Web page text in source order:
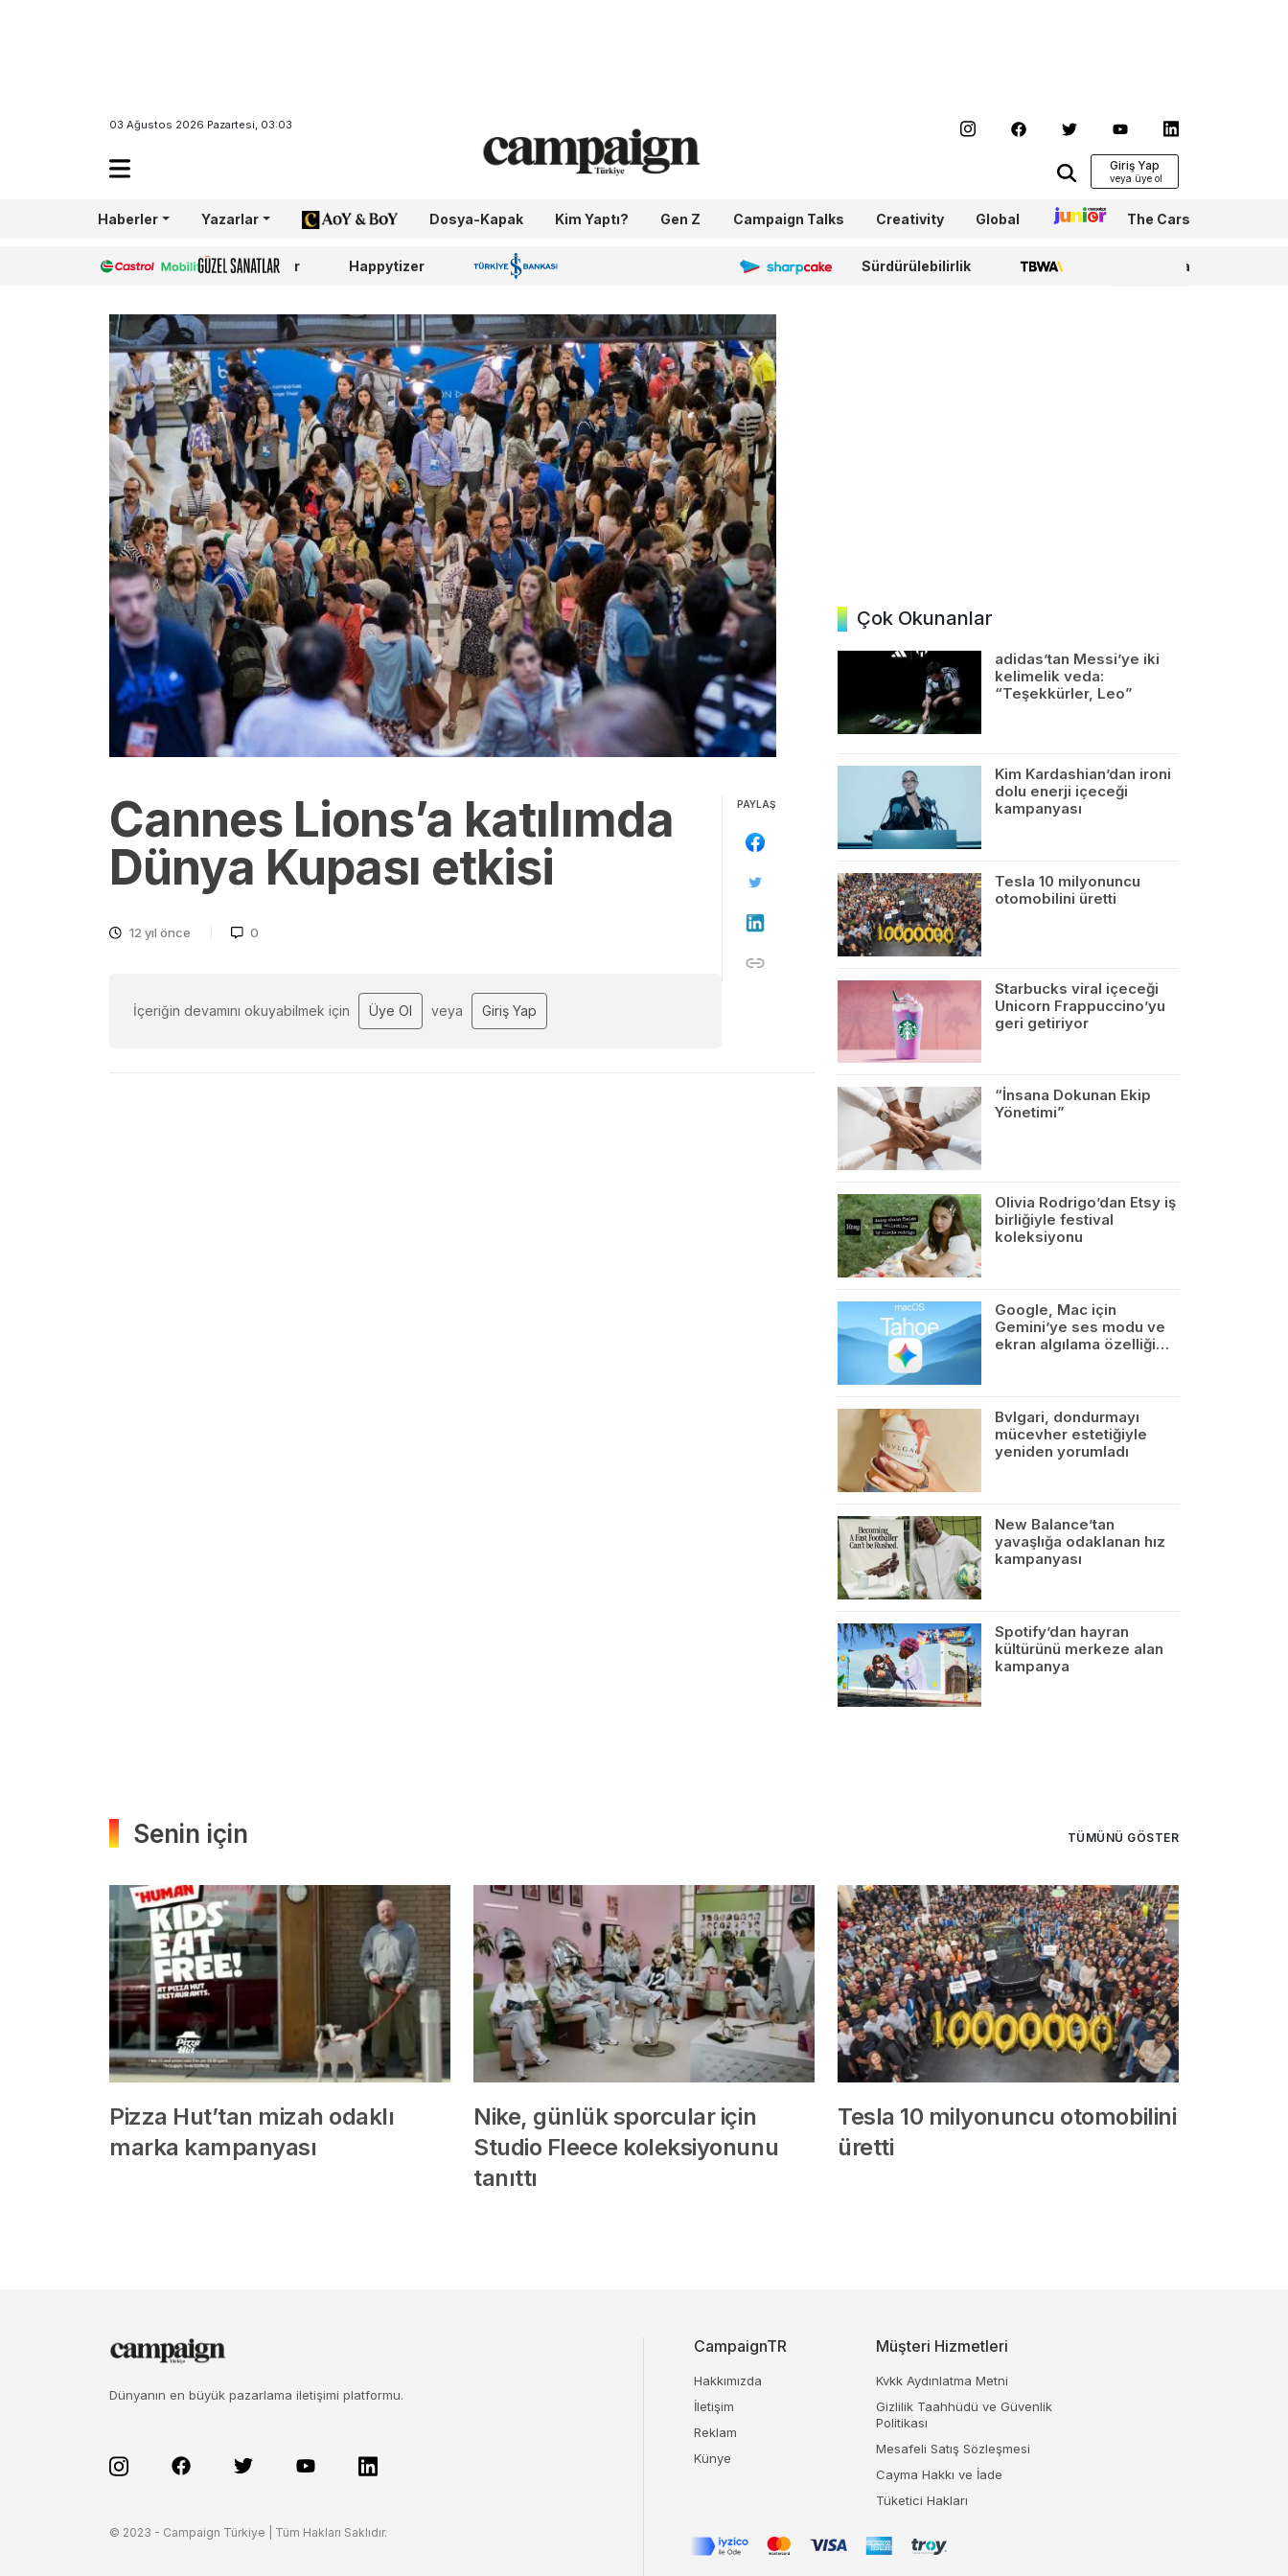
03 Ağustos 2026 Pazartesi, 03:03
Giriş Yap
Haberler Yazarlar AoY/BoY Dosya-Kapak Kim Yaptı? Gen Z Campaign Talks Creativity Global Junior The Cars
Castrol Güzel Sanatlar Happytizer İş Bankası 100.Yıl Sharpcake Sürdürülebilirlik TBWA WPP Media
Cannes Lions’a katılımda
Dünya Kupası etkisi
12 yıl önce 0
İçeriğin devamını okuyabilmek için Üye Ol veya Giriş Yap
PAYLAŞ
Çok Okunanlar
adidas’tan Messi’ye iki
kelimelik veda:
“Teşekkürler, Leo”
Kim Kardashian’dan ironi
dolu enerji içeceği
kampanyası
Tesla 10 milyonuncu
otomobilini üretti
Starbucks viral içeceği
Unicorn Frappuccino’yu
geri getiriyor
“İnsana Dokunan Ekip
Yönetimi”
Olivia Rodrigo’dan Etsy iş
birliğiyle festival
koleksiyonu
Google, Mac için
Gemini’ye ses modu ve
ekran algılama özelliği…
Bvlgari, dondurmayı
mücevher estetiğiyle
yeniden yorumladı
New Balance’tan
yavaşlığa odaklanan hız
kampanyası
Spotify’dan hayran
kültürünü merkeze alan
kampanya
Senin için TÜMÜNÜ GÖSTER
Pizza Hut’tan mizah odaklı
marka kampanyası
Nike, günlük sporcular için
Studio Fleece koleksiyonunu
tanıttı
Tesla 10 milyonuncu otomobilini
üretti
Dünyanın en büyük pazarlama iletişimi platformu.
© 2023 - Campaign Türkiye | Tüm Hakları Saklıdır.
CampaignTR
Hakkımızda
İletişim
Reklam
Künye
Müşteri Hizmetleri
Kvkk Aydınlatma Metni
Gizlilik Taahhüdü ve Güvenlik
Politikası
Mesafeli Satış Sözleşmesi
Cayma Hakkı ve İade
Tüketici Hakları